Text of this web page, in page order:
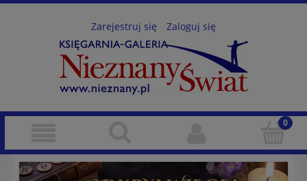
Zarejestruj się Zaloguj się